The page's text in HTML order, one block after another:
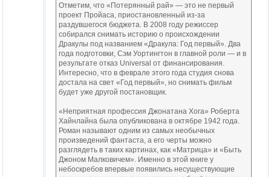
Отметим, что «Потерянный рай» — это не первый
проект Пройаса, приостановленный из-за
раздувшегося бюджета. В 2008 году режиссер
собирался снимать историю о происхождении
Дракулы под названием «Дракула: Год первый». Два
года подготовки, Сэм Уортингтон в главной роли — и в
результате отказ Universal от финансирования.
Интересно, что в феврале этого года студия снова
достала на свет «Год первый», но снимать фильм
будет уже другой постановщик.
«Неприятная профессия Джонатана Хога» Роберта
Хайнлайна была опубликована в октябре 1942 года.
Роман называют одним из самых необычных
произведений фантаста, а его черты можно
разглядеть в таких картинах, как «Матрица» и «Быть
Джоном Малковичем». Именно в этой книге у
небоскребов впервые появились несуществующие